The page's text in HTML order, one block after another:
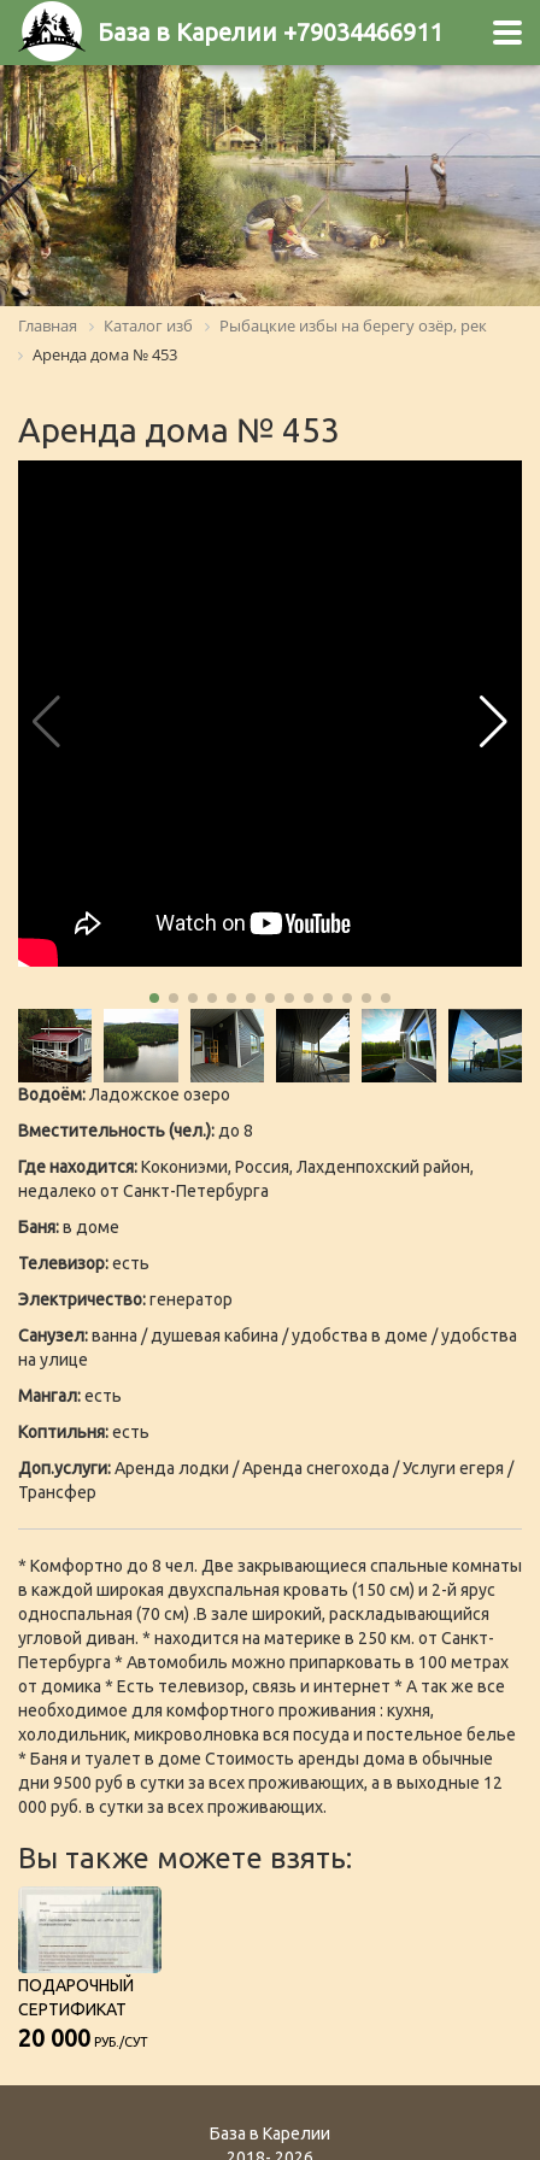
База в Карелии +79034466911
Главная Каталог изб
Рыбацкие избы на берегу озёр, рек
Аренда дома № 453
Аренда дома № 453
Водоём:Ладожское озеро
Вместительность (чел.): до 8
Где находится:Кокониэми, Россия, Лахденпохский район,
недалеко от Санкт-Петербурга
Баня:в доме
Телевизор:есть
Электричество:генератор
Санузел:ванна / душевая кабина / удобства в доме / удобства
на улице
Мангал:есть
Коптильня:есть
Доп.услуги:Аренда лодки / Аренда снегохода / Услуги егеря /
Трансфер
* Комфортно до 8 чел. Две закрывающиеся спальные комнаты
в каждой широкая двухспальная кровать (150 см) и 2-й ярус
односпальная (70 см) .В зале широкий, раскладывающийся
угловой диван. * находится на материке в 250 км. от Санкт-
Петербурга * Автомобиль можно припарковать в 100 метрах
от домика * Есть телевизор, связь и интернет * А так же все
необходимое для комфортного проживания : кухня,
холодильник, микроволновка вся посуда и постельное белье
* Баня и туалет в доме Стоимость аренды дома в обычные
дни 9500 руб в сутки за всех проживающих, а в выходные 12
000 руб. в сутки за всех проживающих.
Вы также можете взять:
ПОДАРОЧНЫЙ
СЕРТИФИКАТ
20 000 РУБ./СУТ
База в Карелии